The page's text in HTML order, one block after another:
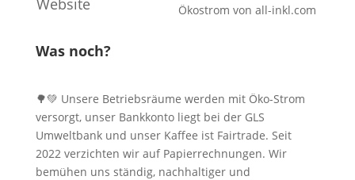
Was noch?
🌳💚 Unsere Betriebsräume werden mit Öko-Strom
versorgt, unser Bankkonto liegt bei der GLS
Umweltbank und unser Kaffee ist Fairtrade. Seit
2022 verzichten wir auf Papierrechnungen. Wir
bemühen uns ständig, nachhaltiger und